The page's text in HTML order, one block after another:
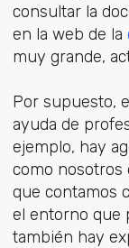
consultar la
en la web de la
muy grande,
Por supuesto,
ayuda de
ejemplo, hay
como nosotros
que contamos
el entorno que
también hay